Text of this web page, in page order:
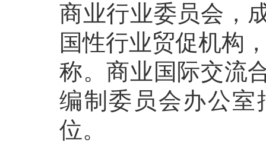
商业行业委员会，
国性行业贸促机构
称。商业国际交流
编制委员会办公
位。